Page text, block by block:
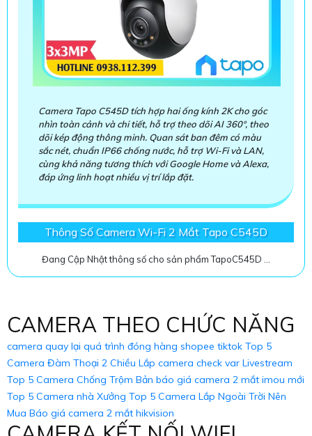
Camera Tapo C545D tích hợp hai ống kính 2K cho góc
nhìn toàn cảnh và chi tiết, hỗ trợ theo dõi AI 360°, theo
dõi kép động thông minh. Quan sát ban đêm có màu
sắc nét, chuẩn IP66 chống nước, hỗ trợ Wi-Fi và LAN,
cùng khả năng tương thích với Google Home và Alexa,
đáp ứng linh hoạt nhiều vị trí lắp đặt.
Thông Số Camera Wi-Fi 2 Mắt Tapo C545D
Đang Cập Nhật thông số cho sản phẩm TapoC545D ...
CAMERA THEO CHỨC NĂNG
camera quay lại quá trình đóng hàng shopee tiktok Top 5
Camera Đàm Thoại 2 Chiều Lắp camera check var Livestream
Top 5 Camera Chống Trộm Bản báo giá camera 2 mắt imou mới
Top 5 Camera nhà Xưởng Top 5 Camera Lắp Ngoài Trời Nên
Mua Báo giá camera 2 mắt hikvision